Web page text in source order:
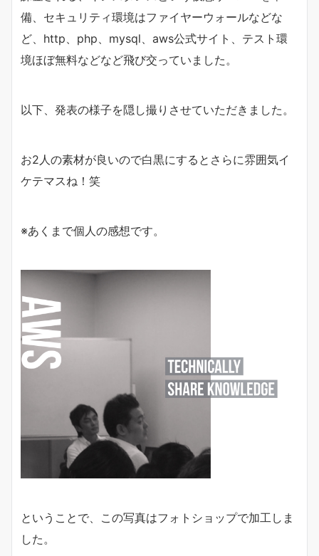
備、セキュリティ環境はファイヤーウォールなどな
ど、http、php、mysql、aws公式サイト、テスト環
境ほぼ無料などなど飛び交っていました。
以下、発表の様子を隠し撮りさせていただきました。
お2人の素材が良いので白黒にするとさらに雰囲気イ
ケテマスね！笑
※あくまで個人の感想です。
ということで、この写真はフォトショップで加工しま
した。